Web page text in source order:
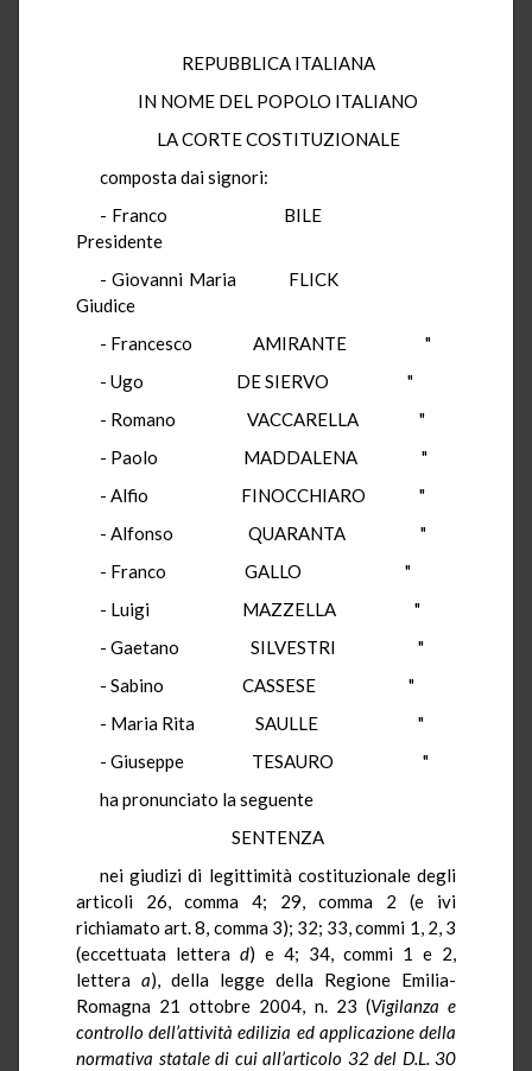
REPUBBLICA ITALIANA
IN NOME DEL POPOLO ITALIANO
LA CORTE COSTITUZIONALE
composta dai signori:
- Franco
BILE
Presidente
- Giovanni Maria
FLICK
Giudice
- Francesco
AMIRANTE
"
- Ugo
DE SIERVO
"
- Romano
VACCARELLA
"
- Paolo
MADDALENA
"
- Alfio
FINOCCHIARO
"
- Alfonso
QUARANTA
"
- Franco
GALLO
"
- Luigi
MAZZELLA
"
- Gaetano
SILVESTRI
"
- Sabino
CASSESE
"
- Maria Rita
SAULLE
"
- Giuseppe
TESAURO
"
ha pronunciato la seguente
SENTENZA
nei giudizi di legittimità costituzionale degli
articoli 26, comma 4; 29, comma 2 (e ivi
richiamato art. 8, comma 3); 32; 33, commi 1, 2, 3
(eccettuata lettera d) e 4; 34, commi 1 e 2,
lettera a), della legge della Regione Emilia-
Romagna 21 ottobre 2004, n. 23 (Vigilanza e
controllo dell’attività edilizia ed applicazione della
normativa statale di cui all’articolo 32 del D.L. 30